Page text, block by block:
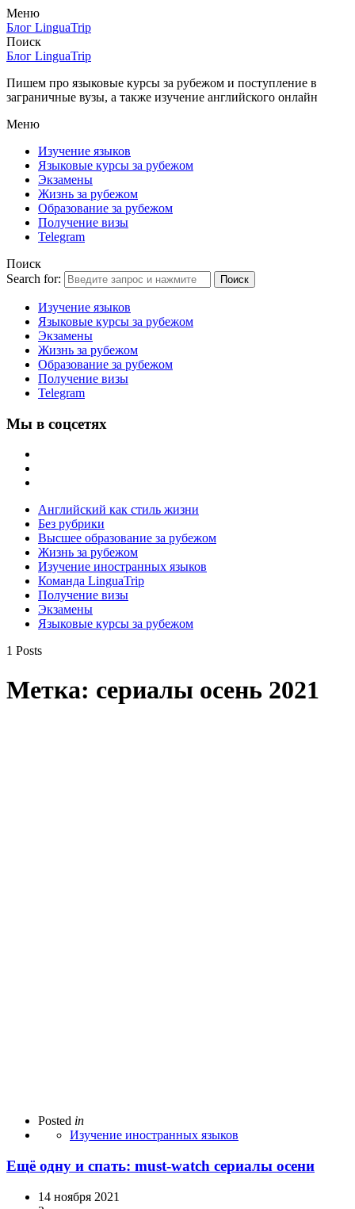
Меню
Блог LinguaTrip
Поиск
Блог LinguaTrip
Пишем про языковые курсы за рубежом и поступление в
заграничные вузы, а также изучение английского онлайн
Меню
Изучение языков
Языковые курсы за рубежом
Экзамены
Жизнь за рубежом
Образование за рубежом
Получение визы
Telegram
Поиск
Search for:
Поиск
Изучение языков
Языковые курсы за рубежом
Экзамены
Жизнь за рубежом
Образование за рубежом
Получение визы
Telegram
Мы в соцсетях
Английский как стиль жизни
Без рубрики
Высшее образование за рубежом
Жизнь за рубежом
Изучение иностранных языков
Команда LinguaTrip
Получение визы
Экзамены
Языковые курсы за рубежом
1 Posts
Метка: сериалы осень 2021
Posted in
Изучение иностранных языков
Ещё одну и спать: must-watch сериалы осени
14 ноября 2021